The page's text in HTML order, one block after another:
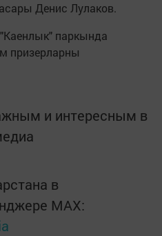
Денис Лулаков.
паркында
призерларны
и интересным в
в
MАХ: